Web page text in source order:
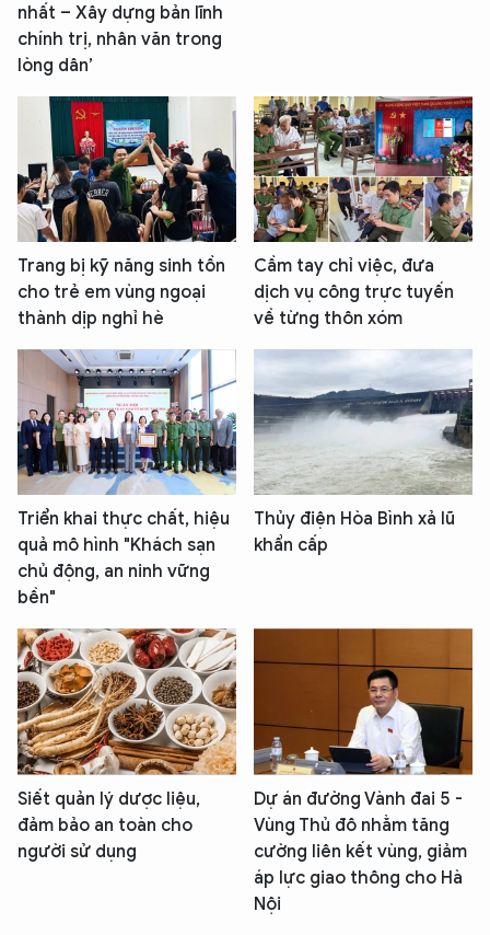
nhất – Xây dựng bản lĩnh
chính trị, nhân văn trong
lòng dân’
Trang bị kỹ năng sinh tồn
cho trẻ em vùng ngoại
thành dịp nghỉ hè
Cầm tay chỉ việc, đưa
dịch vụ công trực tuyến
về từng thôn xóm
Triển khai thực chất, hiệu
quả mô hình "Khách sạn
chủ động, an ninh vững
bền"
Thủy điện Hòa Bình xả lũ
khẩn cấp
Siết quản lý dược liệu,
đảm bảo an toàn cho
người sử dụng
Dự án đường Vành đai 5 -
Vùng Thủ đô nhằm tăng
cường liên kết vùng, giảm
áp lực giao thông cho Hà
Nội